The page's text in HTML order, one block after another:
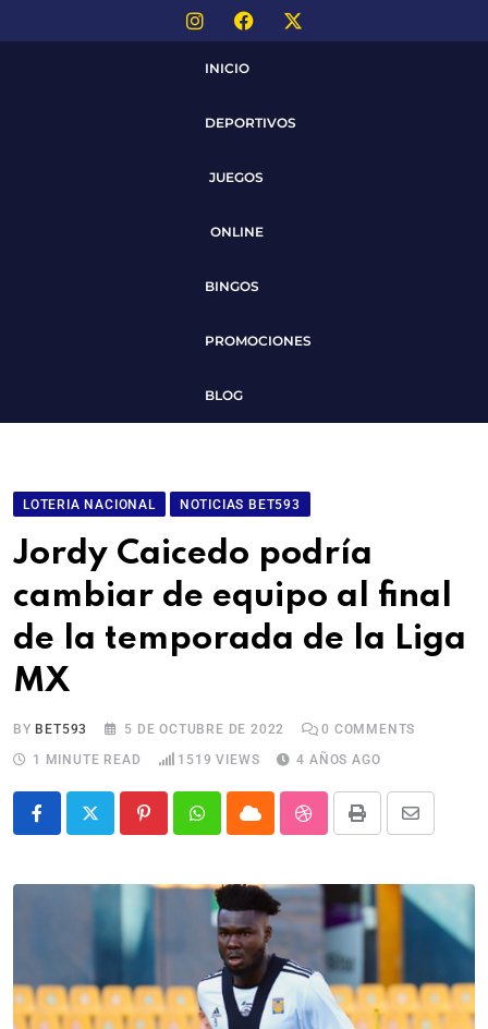
INICIO
DEPORTIVOS
JUEGOS
ONLINE
BINGOS
PROMOCIONES
BLOG
LOTERIA NACIONAL NOTICIAS BET593
Jordy Caicedo podría
cambiar de equipo al final
de la temporada de la Liga
MX
BY BET593 5 DE OCTUBRE DE 2022 0 COMMENTS
1 MINUTE READ
1519 VIEWS 4 AÑOS AGO